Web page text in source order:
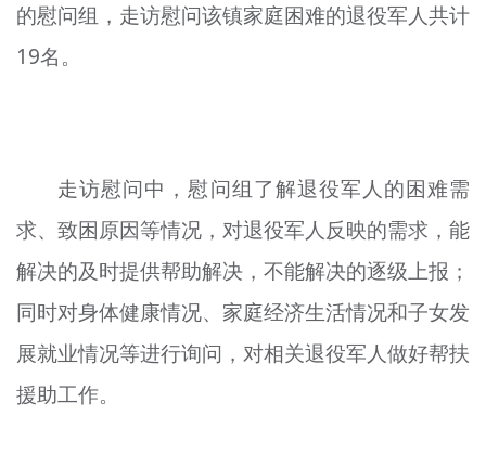
北京宣传文化引导基金
资料库
+
的慰问组，走访慰问该镇家庭困难的退役军人共计
19名。
走访慰问中，慰问组了解退役军人的困难需
求、致困原因等情况，对退役军人反映的需求，能
解决的及时提供帮助解决，不能解决的逐级上报；
同时对身体健康情况、家庭经济生活情况和子女发
展就业情况等进行询问，对相关退役军人做好帮扶
援助工作。